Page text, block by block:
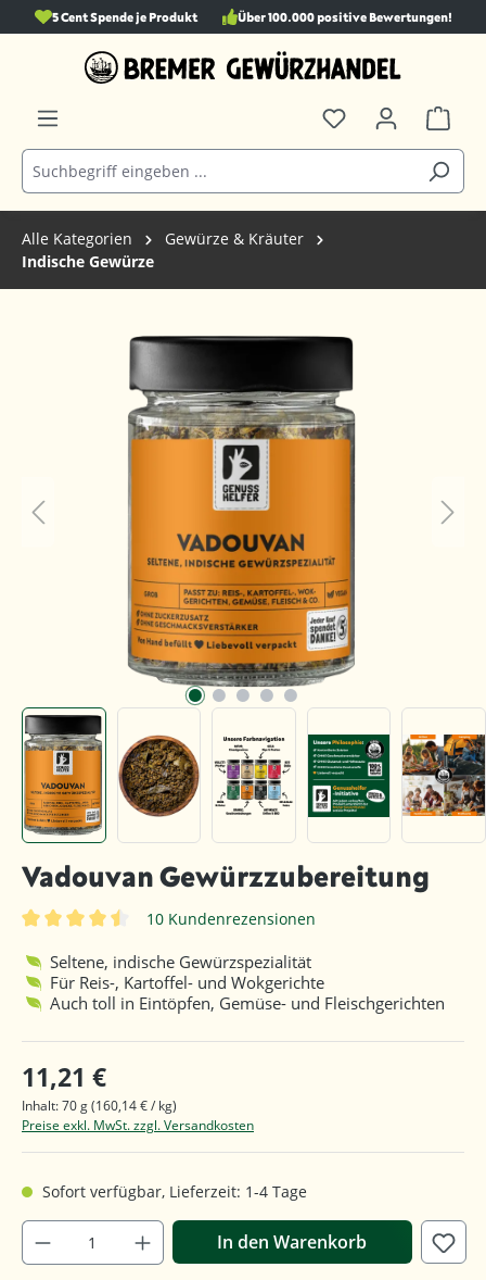
springen
5 Cent Spende je Produkt Über 100.000 positive Bewertungen!
Alle Kategorien
Gewürze & Kräuter
Indische Gewürze
Vadouvan Gewürzzubereitung
10 Kundenrezensionen
Seltene, indische Gewürzspezialität
Für Reis-, Kartoffel- und Wokgerichte
Auch toll in Eintöpfen, Gemüse- und Fleischgerichten
11,21 €
Inhalt:70 g(160,14 € / kg)
Preise exkl. MwSt. zzgl. Versandkosten
Sofort verfügbar, Lieferzeit: 1-4 Tage
In den Warenkorb